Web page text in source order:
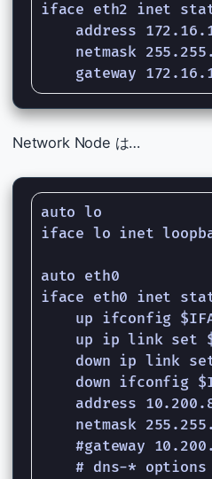
iface eth2 inet
address
netmask
Network Node は…
auto lo
iface lo inet
auto eth0
iface eth0 inet
up ifconfig
up ip link set
down ip link
down ifconfig
address
netmask
#gateway
# dns-*